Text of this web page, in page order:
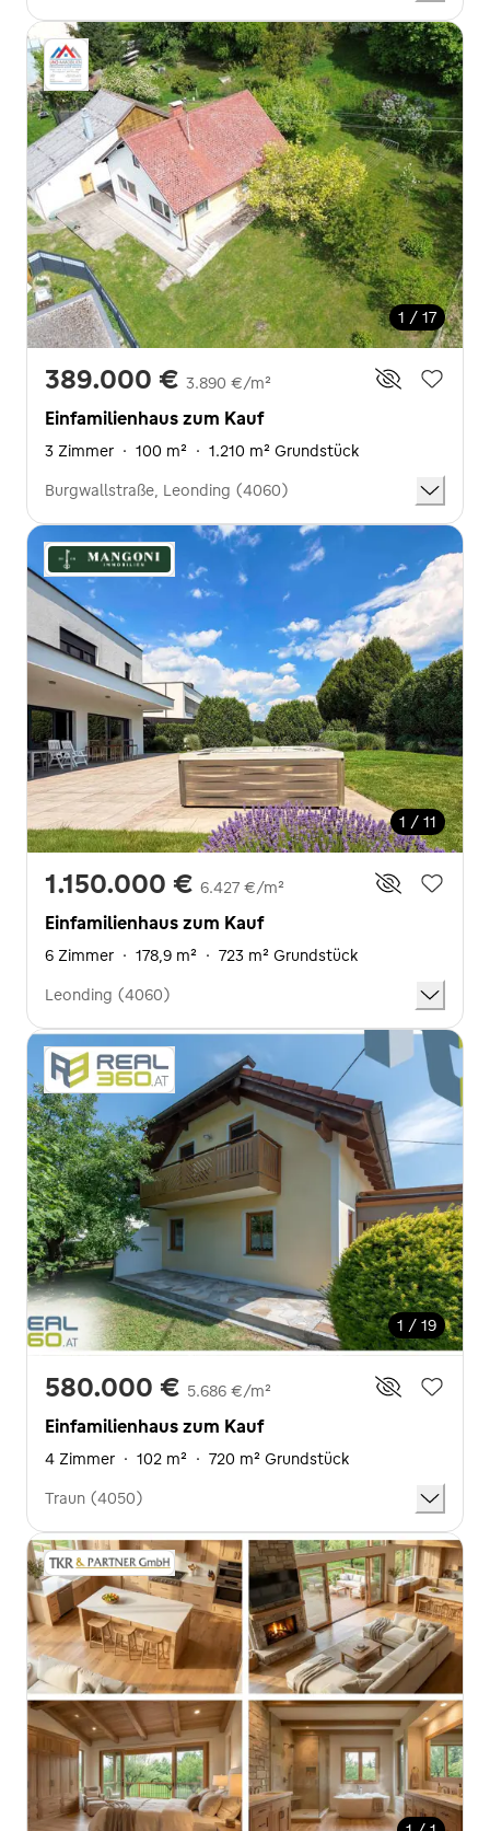
1 / 17
389.000 € 3.890 €/m²
Einfamilienhaus zum Kauf
3 Zimmer · 100 m² · 1.210 m² Grundstück
Burgwallstraße, Leonding (4060)
1 / 11
1.150.000 € 6.427 €/m²
Einfamilienhaus zum Kauf
6 Zimmer · 178,9 m² · 723 m² Grundstück
Leonding (4060)
1 / 19
580.000 € 5.686 €/m²
Einfamilienhaus zum Kauf
4 Zimmer · 102 m² · 720 m² Grundstück
Traun (4050)